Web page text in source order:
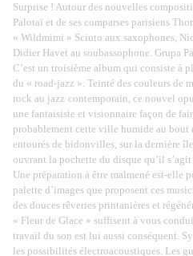
Surprise ! Autour des nouvelles
Palotaï et de ses comparses parisiens
« Wildmimi » Sciuto aux saxophones,
Didier Havet au soubassophone. Grupa
C’est un troisième album qui consiste à
du « road-jazz ». Teinté des couleurs de
rock au jazz contemporain, ce nouvel
une fantaisiste et visionnaire façon de
probablement cette ville humide au bout
entourés de bidonvilles, sur la dernière
ouvrant la pochette du disque qu’il
Une préparation à être malmené est-elle
palette d’images que proposent ces
des douces rêveries printanières et
« Fleur de Glace » suffisent à vous
travail du son est lui aussi conséquent.
les possibilités électroacoustiques. Les